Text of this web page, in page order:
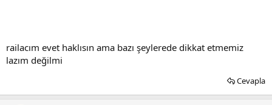
railacım evet haklısın ama bazı şeylerede dikkat etmemiz
lazım değilmi
Cevapla